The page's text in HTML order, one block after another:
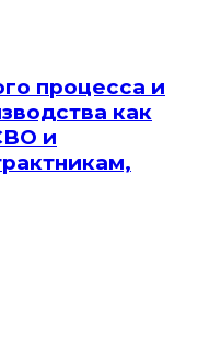
процесса и
как
и